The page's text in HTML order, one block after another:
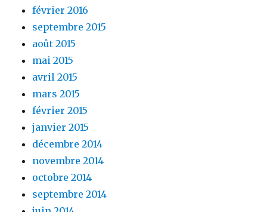
février 2016
septembre 2015
août 2015
mai 2015
avril 2015
mars 2015
février 2015
janvier 2015
décembre 2014
novembre 2014
octobre 2014
septembre 2014